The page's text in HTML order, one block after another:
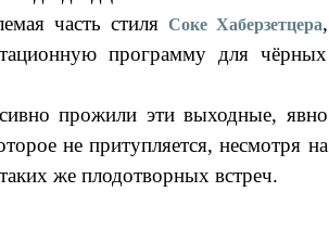
часть стиля Соке Хаберзетцера,
программу для чёрных
прожили эти выходные, явно
не притупляется, несмотря на
же плодотворных встреч.